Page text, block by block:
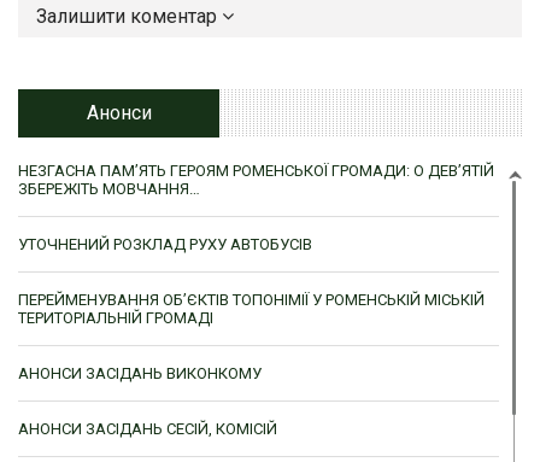
Залишити коментар
Анонси
НЕЗГАСНА ПАМ’ЯТЬ ГЕРОЯМ РОМЕНСЬКОЇ ГРОМАДИ: О ДЕВ’ЯТІЙ
ЗБЕРЕЖІТЬ МОВЧАННЯ…
УТОЧНЕНИЙ РОЗКЛАД РУХУ АВТОБУСІВ
ПЕРЕЙМЕНУВАННЯ ОБ’ЄКТІВ ТОПОНІМІЇ У РОМЕНСЬКІЙ МІСЬКІЙ
ТЕРИТОРІАЛЬНІЙ ГРОМАДІ
АНОНСИ ЗАСІДАНЬ ВИКОНКОМУ
АНОНСИ ЗАСІДАНЬ СЕСІЙ, КОМІСІЙ